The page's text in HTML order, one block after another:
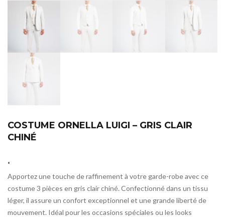
COSTUME ORNELLA LUIGI – GRIS CLAIR
CHINÉ
.
Apportez une touche de raffinement à votre garde-robe avec ce
costume 3 pièces en gris clair chiné. Confectionné dans un tissu
léger, il assure un confort exceptionnel et une grande liberté de
mouvement. Idéal pour les occasions spéciales ou les looks